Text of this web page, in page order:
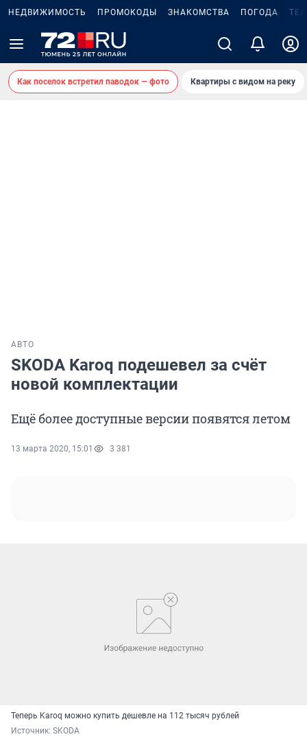
НЕДВИЖИМОСТЬ ПРОМОКОДЫ ЗНАКОМСТВА ПОГОДА
Как поселок встретил паводок — фото Квартиры с видом на реку
АВТО
SKODA Karoq подешевел за счёт
новой комплектации
Ещё более доступные версии появятся летом
13 марта 2020, 15:01 3 381
Теперь Karoq можно купить дешевле на 112 тысяч рублей
Источник: SKODA